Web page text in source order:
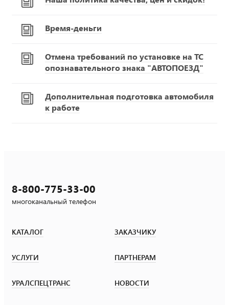
Время-деньги
Отмена требований по установке на ТС
опознавательного знака "АВТОПОЕЗД"
Дополнительная подготовка автомобиля
к работе
8-800-775-33-00
многоканальный телефон
КАТАЛОГ ЗАКАЗЧИКУ
УСЛУГИ ПАРТНЕРАМ
УРАЛСПЕЦТРАНС НОВОСТИ